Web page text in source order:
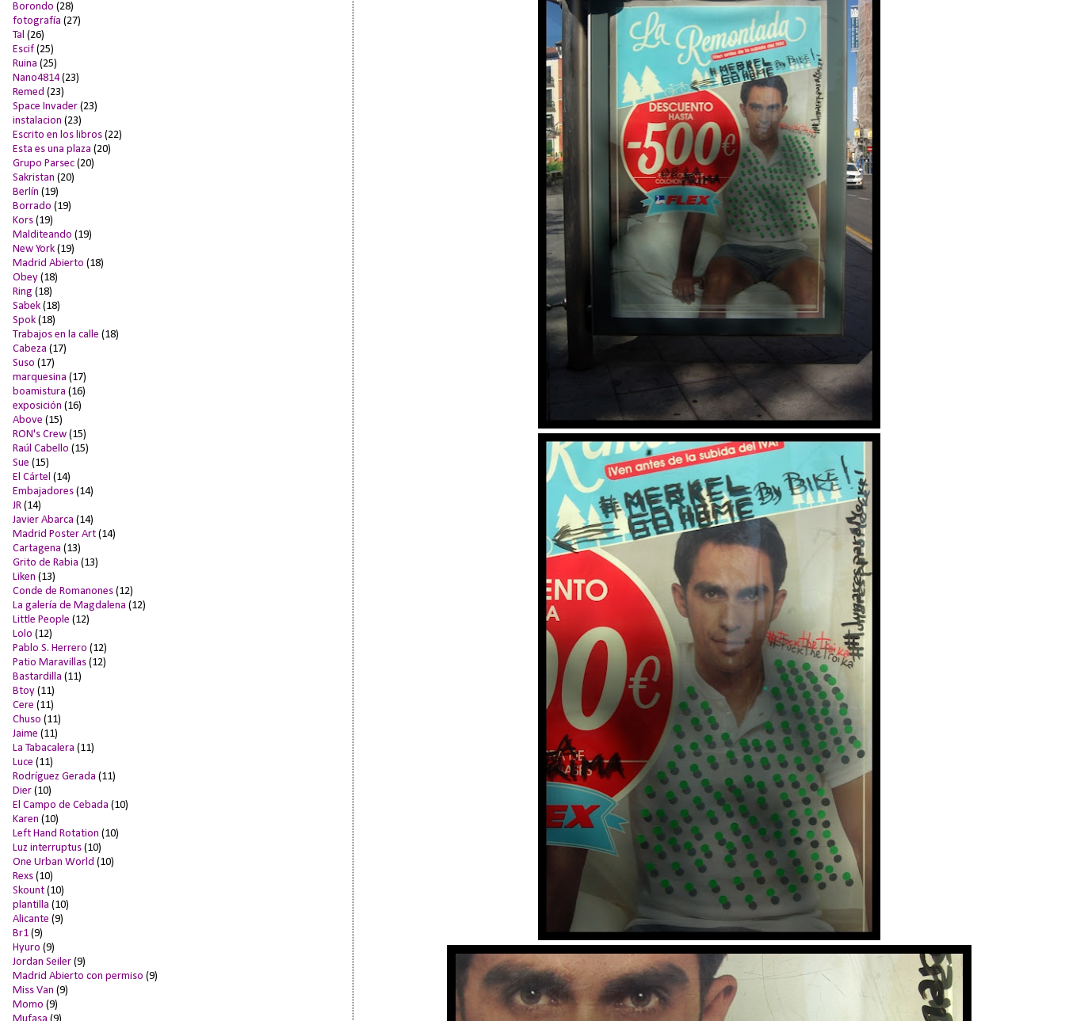
Borondo (28)
fotografía (27)
Tal (26)
Escif (25)
Ruina (25)
Nano4814 (23)
Remed (23)
Space Invader (23)
instalacion (23)
Escrito en los libros (22)
Esta es una plaza (20)
Grupo Parsec (20)
Sakristan (20)
Berlín (19)
Borrado (19)
Kors (19)
Malditeando (19)
New York (19)
Madrid Abierto (18)
Obey (18)
Ring (18)
Sabek (18)
Spok (18)
Trabajos en la calle (18)
Cabeza (17)
Suso (17)
marquesina (17)
boamistura (16)
exposición (16)
Above (15)
RON's Crew (15)
Raúl Cabello (15)
Sue (15)
El Cártel (14)
Embajadores (14)
JR (14)
Javier Abarca (14)
Madrid Poster Art (14)
Cartagena (13)
Grito de Rabia (13)
Liken (13)
Conde de Romanones (12)
La galería de Magdalena (12)
Little People (12)
Lolo (12)
Pablo S. Herrero (12)
Patio Maravillas (12)
Bastardilla (11)
Btoy (11)
Cere (11)
Chuso (11)
Jaime (11)
La Tabacalera (11)
Luce (11)
Rodríguez Gerada (11)
Dier (10)
El Campo de Cebada (10)
Karen (10)
Left Hand Rotation (10)
Luz interruptus (10)
One Urban World (10)
Rexs (10)
Skount (10)
plantilla (10)
Alicante (9)
Br1 (9)
Hyuro (9)
Jordan Seiler (9)
Madrid Abierto con permiso (9)
Miss Van (9)
Momo (9)